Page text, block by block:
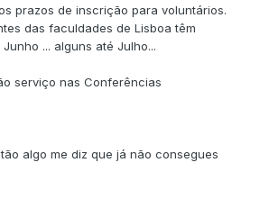
prazos de inscrição para voluntários.
das faculdades de Lisboa têm
... alguns até Julho...
serviço nas Conferências
algo me diz que já não consegues